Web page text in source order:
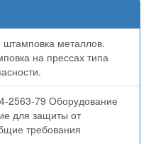
металлов.
на прессах типа
79 Оборудование
для защиты от
требования